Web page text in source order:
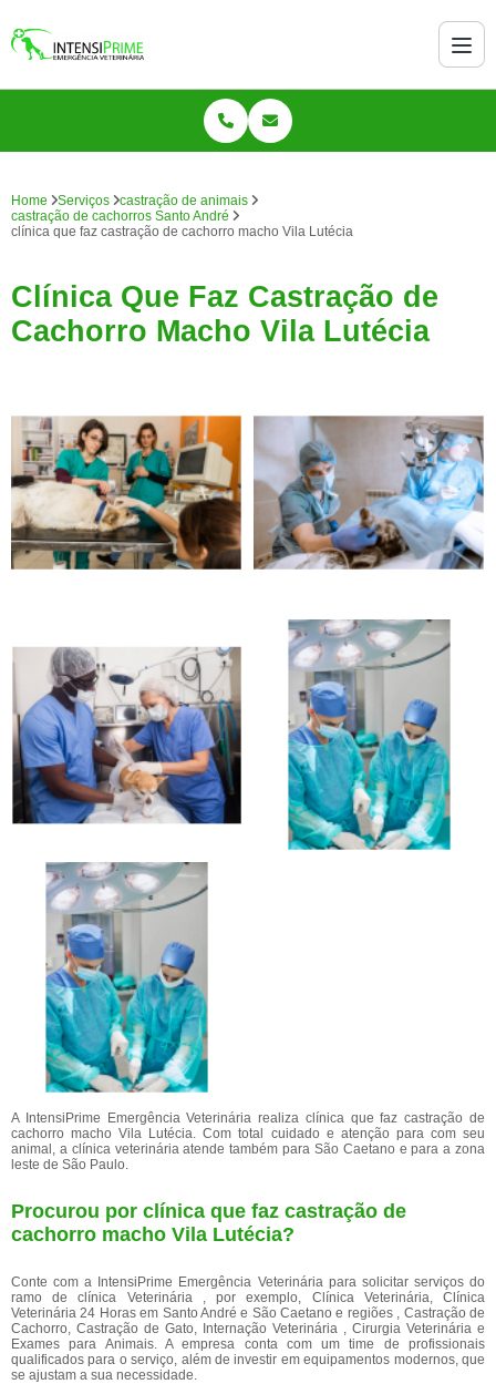
Home Serviços
castração de animais
castração de cachorros Santo André
clínica que faz castração de cachorro macho Vila Lutécia
Clínica Que Faz Castração de
Cachorro Macho Vila Lutécia
A IntensiPrime Emergência Veterinária realiza clínica que faz castração de
cachorro macho Vila Lutécia. Com total cuidado e atenção para com seu
animal, a clínica veterinária atende também para São Caetano e para a zona
leste de São Paulo.
Procurou por clínica que faz castração de
cachorro macho Vila Lutécia?
Conte com a IntensiPrime Emergência Veterinária para solicitar serviços do
ramo de clínica Veterinária , por exemplo, Clínica Veterinária, Clínica
Veterinária 24 Horas em Santo André e São Caetano e regiões , Castração de
Cachorro, Castração de Gato, Internação Veterinária , Cirurgia Veterinária e
Exames para Animais. A empresa conta com um time de profissionais
qualificados para o serviço, além de investir em equipamentos modernos, que
se ajustam a sua necessidade.